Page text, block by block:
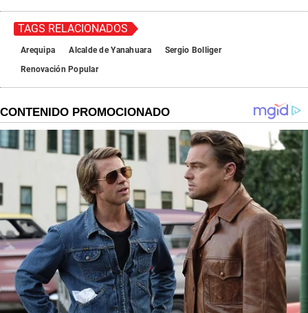
TAGS RELACIONADOS
Arequipa Alcalde de Yanahuara
Sergio Bolliger
Renovación Popular